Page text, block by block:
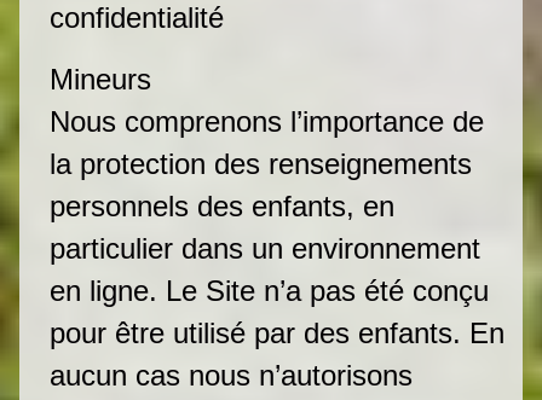
confidentialité
Mineurs
Nous comprenons l’importance de
la protection des renseignements
personnels des enfants, en
particulier dans un environnement
en ligne. Le Site n’a pas été conçu
pour être utilisé par des enfants. En
aucun cas nous n’autorisons